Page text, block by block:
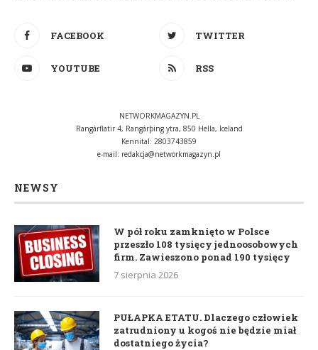
FACEBOOK TWITTER
YOUTUBE RSS
NETWORKMAGAZYN.PL
Rangárflatir 4, Rangárþing ytra, 850 Hella, Iceland
Kennital: 2803743859
e-mail: redakcja@networkmagazyn.pl
NEWSY
W pół roku zamknięto w Polsce
przeszło 108 tysięcy jednoosobowych
firm. Zawieszono ponad 190 tysięcy
7 sierpnia 2026
PUŁAPKA ETATU. Dlaczego człowiek
zatrudniony u kogoś nie będzie miał
dostatniego życia?